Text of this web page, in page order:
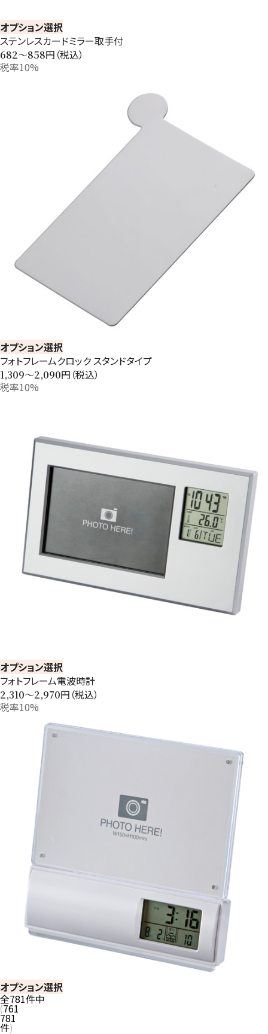
オプション選択
ステンレスカードミラー取手付
682〜858円（税込）
税率10%
オプション選択
フォトフレームクロック スタンドタイプ
1,309〜2,090円（税込）
税率10%
オプション選択
フォトフレーム電波時計
2,310〜2,970円（税込）
税率10%
オプション選択
全781件中
761
781
件